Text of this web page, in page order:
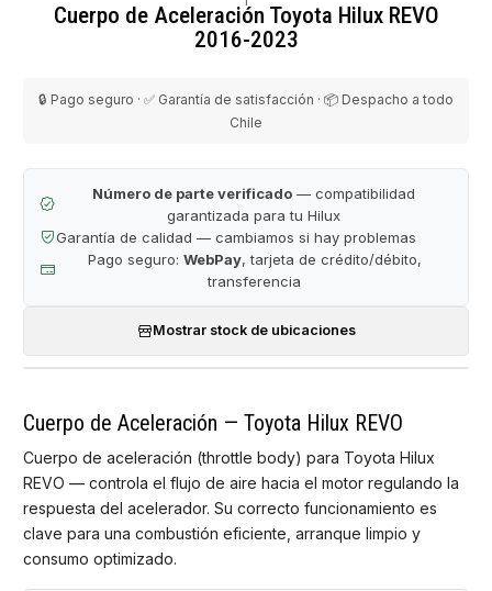
Cuerpo de Aceleración Toyota Hilux REVO
2016-2023
🔒 Pago seguro · ✅ Garantía de satisfacción · 📦 Despacho a todo
Chile
Número de parte verificado — compatibilidad
garantizada para tu Hilux
Garantía de calidad — cambiamos si hay problemas
Pago seguro: WebPay, tarjeta de crédito/débito,
transferencia
Mostrar stock de ubicaciones
Cuerpo de Aceleración — Toyota Hilux REVO
Cuerpo de aceleración (throttle body) para Toyota Hilux
REVO — controla el flujo de aire hacia el motor regulando la
respuesta del acelerador. Su correcto funcionamiento es
clave para una combustión eficiente, arranque limpio y
consumo optimizado.